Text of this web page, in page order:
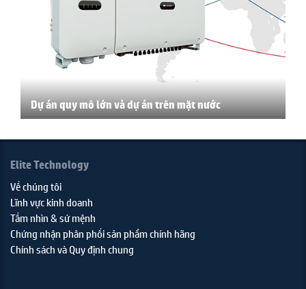
Dự án quy mô lớn và dự án trên mặt nước
Elite Technology
Về chúng tôi
Lĩnh vực kinh doanh
Tầm nhìn & sứ mệnh
Chứng nhận phân phối sản phẩm chính hãng
Chính sách và Quy định chung